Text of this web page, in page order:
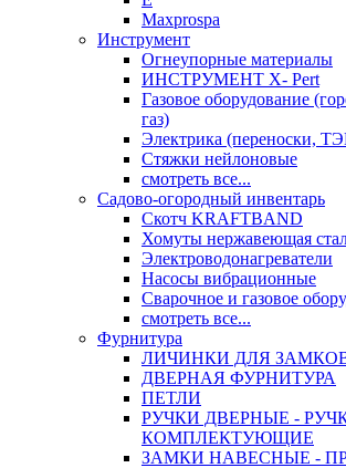
Maxprospa
Инструмент
Огнеупорные материалы
ИНСТРУМЕНТ X- Pert
Газовое оборудование
газ)
Электрика (переноски,
Стяжки нейлоновые
смотреть все...
Садово-огородный инвентарь
Скотч KRAFTBAND
Хомуты нержавеющая
Электроводонагреватели
Насосы вибрационные
Сварочное и газовое
смотреть все...
Фурнитура
ЛИЧИНКИ ДЛЯ
ДВЕРНАЯ ФУРНИТУРА
ПЕТЛИ
РУЧКИ ДВЕРНЫЕ -
КОМПЛЕКТУЮЩИЕ
ЗАМКИ НАВЕСНЫЕ -